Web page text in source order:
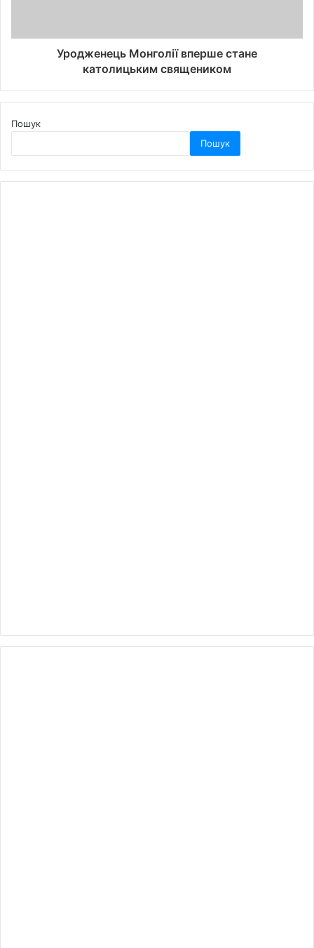
Уродженець Монголії вперше стане
католицьким священиком
Пошук
Пошук